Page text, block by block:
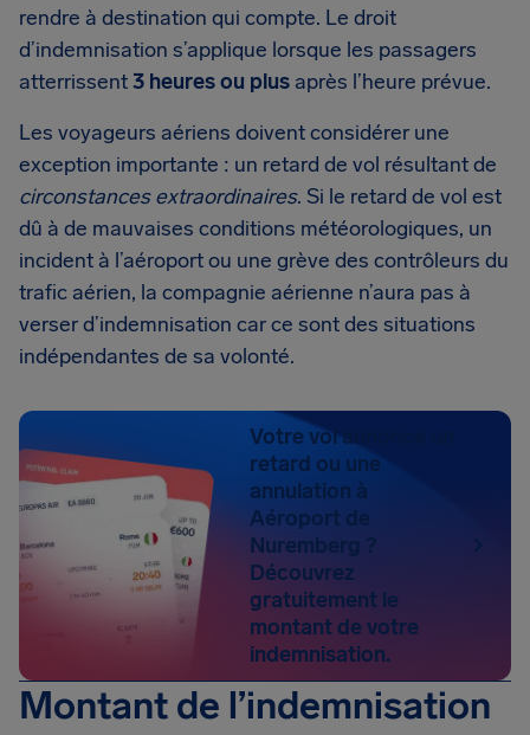
rendre à destination qui compte. Le droit
d’indemnisation s’applique lorsque les passagers
atterrissent3 heures ou plus après l’heure prévue.
Les voyageurs aériens doivent considérer une
exception importante : un retard de vol résultant de
circonstances extraordinaires. Si le retard de vol est
dû à de mauvaises conditions météorologiques, un
incident à l’aéroport ou une grève des contrôleurs du
trafic aérien, la compagnie aérienne n’aura pas à
verser d’indemnisation car ce sont des situations
indépendantes de sa volonté.
Votre vol annonce un
retard ou une
annulation à
Aéroport de
Nuremberg ?
Découvrez
gratuitement le
montant de votre
indemnisation.
Montant de l’indemnisation